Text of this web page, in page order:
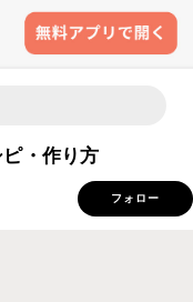
・作り方
フォロー